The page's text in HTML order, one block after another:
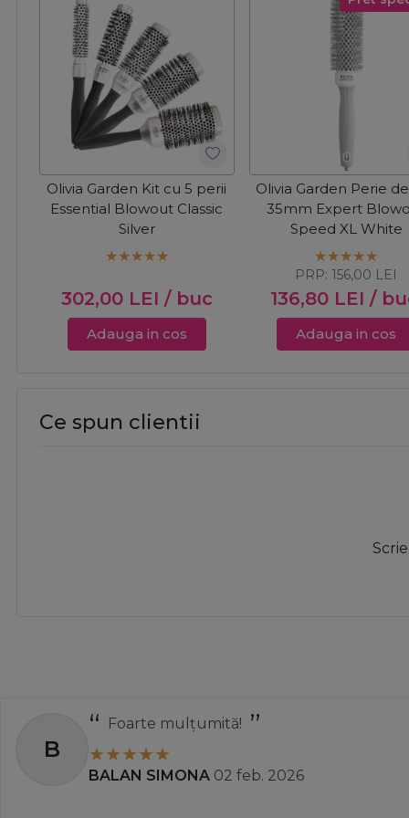
Olivia Garden Kit cu 5 perii
Essential Blowout Classic
Silver
302,00 LEI / buc
Adauga in cos
Olivia Garden Perie
35mm Expert
Speed XL White
136,80 LEI /
PRP:156,00 LEI
Adauga in cos
Ce spun clientii
A
Totul a decurs perfect și rapid.
Ady 01 apr. 2025